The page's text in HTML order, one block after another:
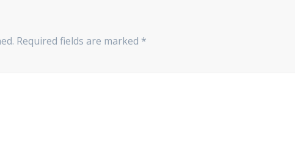
Required fields are marked *